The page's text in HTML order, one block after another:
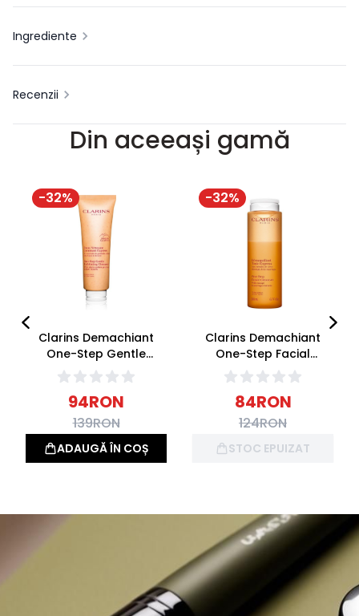
Ingrediente
Recenzii
Din aceeași gamă
-32%
Clarins Demachiant
One-Step Gentle
Exfoliating Cleanser
125ml
94RON
139RON
ADAUGĂ ÎN COȘ
-32%
Clarins Demachiant
One-Step Facial
Cleanser 200ml
84RON
124RON
STOC EPUIZAT